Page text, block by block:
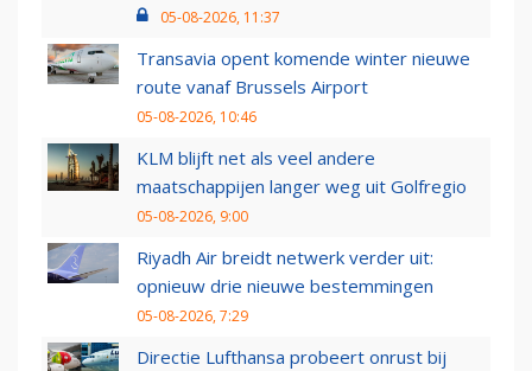
05-08-2026, 11:37
Transavia opent komende winter nieuwe
route vanaf Brussels Airport
05-08-2026, 10:46
KLM blijft net als veel andere
maatschappijen langer weg uit Golfregio
05-08-2026, 9:00
Riyadh Air breidt netwerk verder uit:
opnieuw drie nieuwe bestemmingen
05-08-2026, 7:29
Directie Lufthansa probeert onrust bij